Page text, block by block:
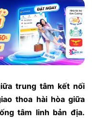
trung tâm kết nối
thoa hài hòa giữa
tâm linh bản địa.